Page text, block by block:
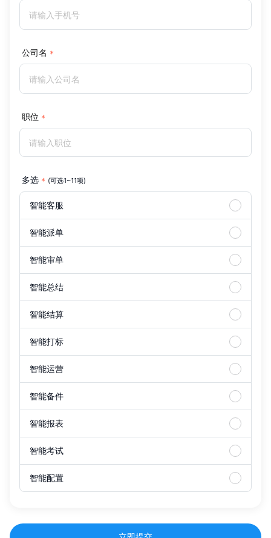
公司名
职位
多选 (可选1~11项)
智能客服
智能派单
智能审单
智能总结
智能结算
智能打标
智能运营
智能备件
智能报表
智能考试
智能配置